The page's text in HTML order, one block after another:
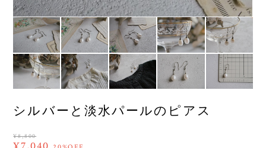
シルバーと淡水パールのピアス
¥8,800